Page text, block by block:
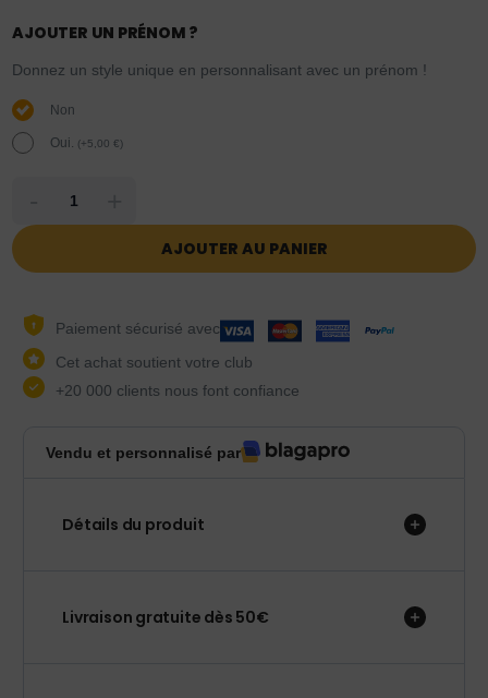
AJOUTER UN PRÉNOM ?
Donnez un style unique en personnalisant avec un prénom !
Non
Oui. (+5,00€)
AJOUTER AU PANIER
Paiement sécurisé avec
Cet achat soutient votre club
+20 000 clients nous font confiance
Vendu et personnalisé par
Détails du produit
Livraison gratuite dès 50€